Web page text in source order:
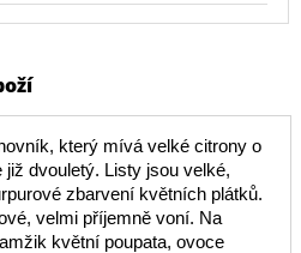
který mívá velké citrony o
dvouletý. Listy jsou velké,
zbarvení květních plátků.
velmi příjemně voní. Na
květní poupata, ovoce